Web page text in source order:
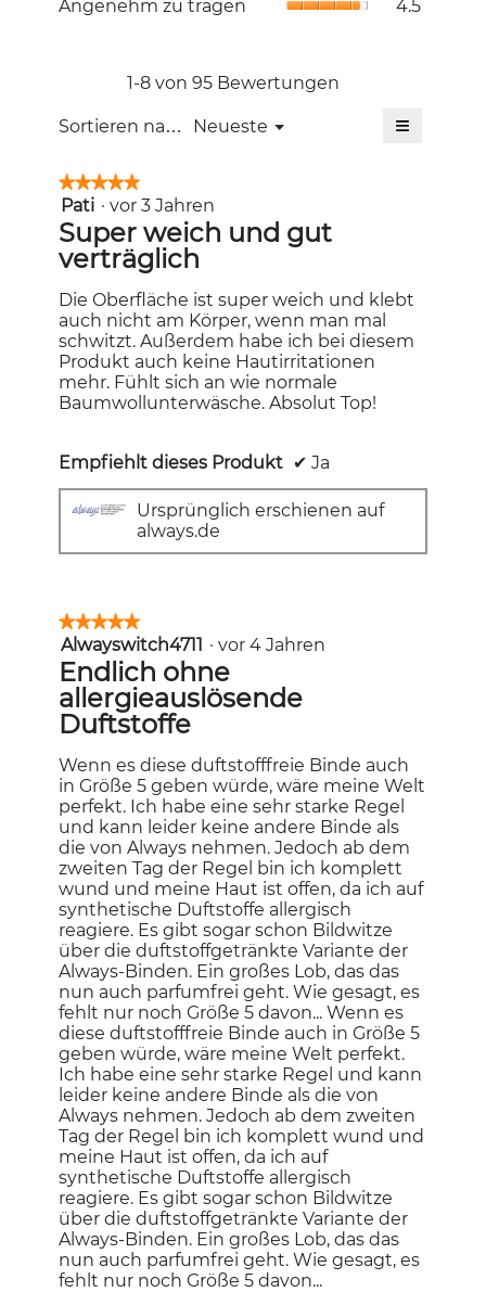
Angenehm zu tragen 4.5
1-8 von 95 Bewertungen
Sortieren nach: Neueste ▼
Menü ≡
★★★★★
★★★★★
5
von
5
Sternen.
Pati · vor 3 Jahren
Super weich und gut
verträglich
Die Oberfläche ist super weich und klebt
auch nicht am Körper, wenn man mal
schwitzt. Außerdem habe ich bei diesem
Produkt auch keine Hautirritationen
mehr. Fühlt sich an wie normale
Baumwollunterwäsche. Absolut Top!
Empfiehlt dieses Produkt ✔ Ja
Ursprünglich erschienen auf
always.de
★★★★★
★★★★★
5
von
5
Sternen.
Alwayswitch4711 · vor 4 Jahren
Endlich ohne
allergieauslösende
Duftstoffe
Wenn es diese duftstofffreie Binde auch
in Größe 5 geben würde, wäre meine Welt
perfekt. Ich habe eine sehr starke Regel
und kann leider keine andere Binde als
die von Always nehmen. Jedoch ab dem
zweiten Tag der Regel bin ich komplett
wund und meine Haut ist offen, da ich auf
synthetische Duftstoffe allergisch
reagiere. Es gibt sogar schon Bildwitze
über die duftstoffgetränkte Variante der
Always-Binden. Ein großes Lob, das das
nun auch parfumfrei geht. Wie gesagt, es
fehlt nur noch Größe 5 davon... Wenn es
diese duftstofffreie Binde auch in Größe 5
geben würde, wäre meine Welt perfekt.
Ich habe eine sehr starke Regel und kann
leider keine andere Binde als die von
Always nehmen. Jedoch ab dem zweiten
Tag der Regel bin ich komplett wund und
meine Haut ist offen, da ich auf
synthetische Duftstoffe allergisch
reagiere. Es gibt sogar schon Bildwitze
über die duftstoffgetränkte Variante der
Always-Binden. Ein großes Lob, das das
nun auch parfumfrei geht. Wie gesagt, es
fehlt nur noch Größe 5 davon...